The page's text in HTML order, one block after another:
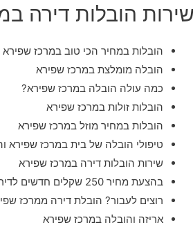
שירות הובלות דירה
הובלות במחיר הכי טוב במרכז שפירא
הובלה מומלצת במרכז שפירא
כמה עולה הובלה במרכז שפירא?
הובלות זולות במרכז שפירא
הובלות במחיר מוזל במרכז שפירא
טיפולי הובלה של בית במרכז שפירא
שירות הובלות דירה במרכז שפירא
בהצעת מחיר 250 שקלים חדשים לדירת סטודיו במרכז שפירא והסביבה
רוצים לעבור? הובלת דירה ממרכז
אריזה והובלה במרכז שפירא